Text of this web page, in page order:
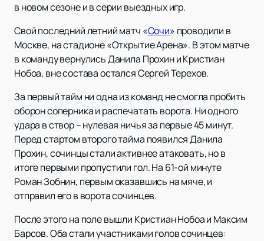
в новом сезоне и в серии выездных игр.
Свой последний летний матч «Сочи» проводили в
Москве, на стадионе «Открытие Арена». В этом матче
в команду вернулись Данила Прохин и Кристиан
Нобоа, вне состава остался Сергей Терехов.
За первый тайм ни одна из команд не смогла пробить
оборон соперника и распечатать ворота. Ни одного
удара в створ – нулевая ничья за первые 45 минут.
Перед стартом второго тайма появился Данила
Прохин, сочинцы стали активнее атаковать, но в
итоге первыми пропустили гол. На 61-ой минуте
Роман Зобнин, первым оказавшись на мяче, и
отправил его в ворота сочинцев.
После этого на поле вышли Кристиан Нобоа и Максим
Барсов. Оба стали участниками голов сочинцев: